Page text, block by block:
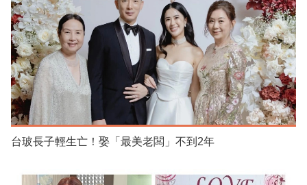
台玻長子輕生亡！娶「最美老闆」不到2年